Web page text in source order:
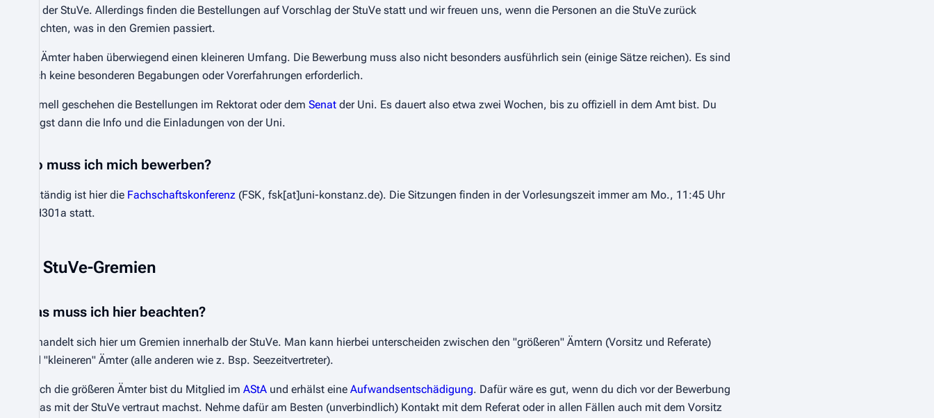
von der StuVe. Allerdings finden die Bestellungen auf Vorschlag der StuVe statt und wir freuen uns, wenn die Personen an die StuVe zurück
berichten, was in den Gremien passiert.
Die Ämter haben überwiegend einen kleineren Umfang. Die Bewerbung muss also nicht besonders ausführlich sein (einige Sätze reichen). Es sind
auch keine besonderen Begabungen oder Vorerfahrungen erforderlich.
Formell geschehen die Bestellungen im Rektorat oder dem Senat der Uni. Es dauert also etwa zwei Wochen, bis zu offiziell in dem Amt bist. Du
kriegst dann die Info und die Einladungen von der Uni.
Wo muss ich mich bewerben?
Zuständig ist hier die Fachschaftskonferenz (FSK, fsk[at]uni-konstanz.de). Die Sitzungen finden in der Vorlesungszeit immer am Mo., 11:45 Uhr
in H301a statt.
StuVe-Gremien
Was muss ich hier beachten?
Es handelt sich hier um Gremien innerhalb der StuVe. Man kann hierbei unterscheiden zwischen den "größeren" Ämtern (Vorsitz und Referate)
und "kleineren" Ämter (alle anderen wie z. Bsp. Seezeitvertreter).
Durch die größeren Ämter bist du Mitglied im AStA und erhälst eine Aufwandsentschädigung. Dafür wäre es gut, wenn du dich vor der Bewerbung
etwas mit der StuVe vertraut machst. Nehme dafür am Besten (unverbindlich) Kontakt mit dem Referat oder in allen Fällen auch mit dem Vorsitz